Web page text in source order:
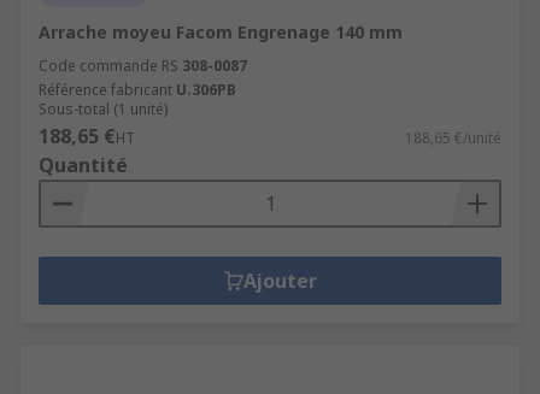
Arrache moyeu Facom Engrenage 140 mm
Code commande RS 308-0087
Référence fabricant U.306PB
Sous-total (1 unité)
188,65 €HT 188,65 €/unité
Quantité
Ajouter